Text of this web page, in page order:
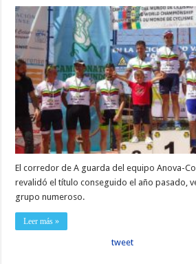
El corredor de A guarda del equipo Anova-
revalidó el título conseguido el año pasado,
grupo numeroso.
Leer más »
tweet